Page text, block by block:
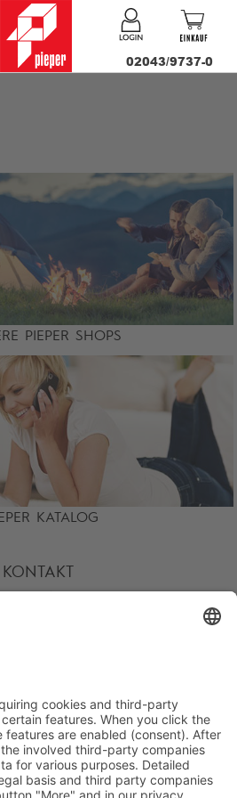
02043/9737-0
PIEPER SHOPS
KATALOG
KONTAKT
HOTLINE
VORTEILE
PIEPER-SHOPS
UNS AUCH